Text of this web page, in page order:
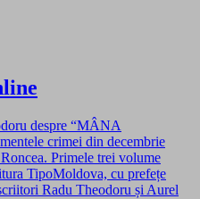
despre “MÂNA
crimei din decembrie
Primele trei volume
TipoMoldova, cu prefețe
Radu Theodoru și Aurel